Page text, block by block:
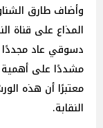
وأضاف طارق
المذاع على قناة
دسوقي عاد مجددًا
مشددًا على
معتبرًا أن هذه
النقابة.